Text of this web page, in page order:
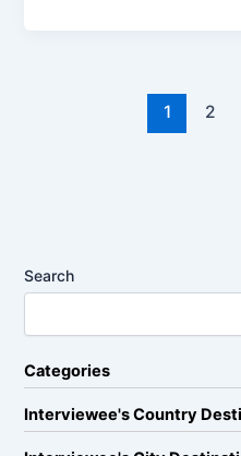
1 2
Search
Categories
Interviewee's Country